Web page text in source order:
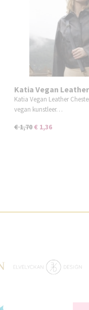
Katia Vegan
Coffee
Katia Vegan Leather
vegan kunstleer…
€ 1,70€ 1,36